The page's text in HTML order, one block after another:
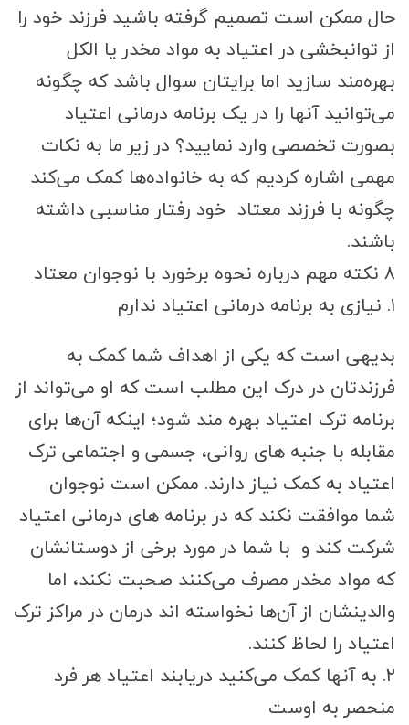
حال ممکن است تصمیم گرفته باشید فرزند خود را
از توانبخشی در اعتیاد به مواد مخدر یا الکل
بهره‌مند سازید اما برایتان سوال باشد که چگونه
می‌توانید آنها را در یک برنامه درمانی اعتیاد
بصورت تخصصی وارد نمایید؟ در زیر ما به نکات
مهمی اشاره کردیم که به خانواده‌ها کمک می‌کند
چگونه با فرزند معتاد خود رفتار مناسبی داشته
باشند.
۸ نکته مهم درباره نحوه برخورد با نوجوان معتاد
۱. نیازی به برنامه درمانی اعتیاد ندارم
بدیهی است که یکی از اهداف شما کمک به
فرزندتان در درک این مطلب است که او می‌تواند از
برنامه ترک اعتیاد بهره مند شود؛ اینکه آن‌ها برای
مقابله با جنبه های روانی، جسمی و اجتماعی ترک
اعتیاد به کمک نیاز دارند. ممکن است نوجوان
شما موافقت نکند که در برنامه های درمانی اعتیاد
شرکت کند و با شما در مورد برخی از دوستانشان
که مواد مخدر مصرف می‌کنند صحبت نکند، اما
والدینشان از آن‌ها نخواسته اند درمان در مراکز ترک
اعتیاد را لحاظ کنند.
۲. به آنها کمک می‌کنید دریابند اعتیاد هر فرد
منحصر به اوست